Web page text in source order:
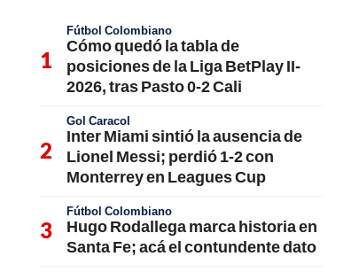
Fútbol Colombiano
Cómo quedó la tabla de
posiciones de la Liga BetPlay II-
2026, tras Pasto 0-2 Cali
Gol Caracol
Inter Miami sintió la ausencia de
Lionel Messi; perdió 1-2 con
Monterrey en Leagues Cup
Fútbol Colombiano
Hugo Rodallega marca historia en
Santa Fe; acá el contundente dato